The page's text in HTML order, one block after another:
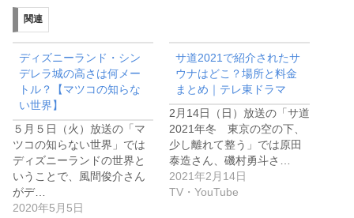
関連
ディズニーランド・シン
デレラ城の高さは何メー
トル？【マツコの知らな
い世界】
５月５日（火）放送の「マ
ツコの知らない世界」では
ディズニーランドの世界と
いうことで、風間俊介さん
がデ…
2020年5月5日
サ道2021で紹介されたサ
ウナはどこ？場所と料金
まとめ｜テレ東ドラマ
2月14日（日）放送の「サ道
2021年冬 東京の空の下、
少し離れて整う」では原田
泰造さん、磯村勇斗さ…
2021年2月14日
TV・YouTube